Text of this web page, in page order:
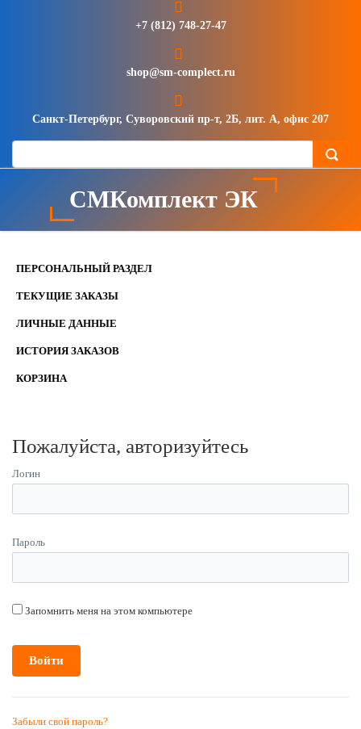
+7 (812) 748-27-47
shop@sm-complect.ru
Санкт-Петербург, Суворовский пр-т, 2Б, лит. А, офис 207
СМКомплект ЭК
ПЕРСОНАЛЬНЫЙ РАЗДЕЛ
ТЕКУЩИЕ ЗАКАЗЫ
ЛИЧНЫЕ ДАННЫЕ
ИСТОРИЯ ЗАКАЗОВ
КОРЗИНА
Пожалуйста, авторизуйтесь
Логин
Пароль
Запомнить меня на этом компьютере
Забыли свой пароль?